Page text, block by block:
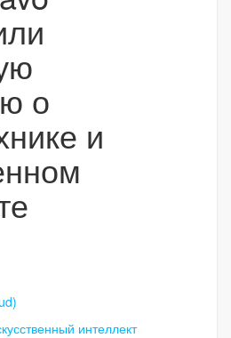
о
и
интеллект